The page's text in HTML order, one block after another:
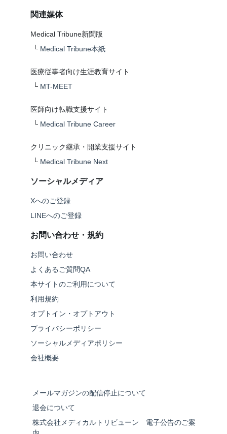
関連媒体
Medical Tribune新聞版
└ Medical Tribune本紙
医療従事者向け生涯教育サイト
└ MT-MEET
医師向け転職支援サイト
└ Medical Tribune Career
クリニック継承・開業支援サイト
└ Medical Tribune Next
ソーシャルメディア
Xへのご登録
LINEへのご登録
お問い合わせ・規約
お問い合わせ
よくあるご質問QA
本サイトのご利用について
利用規約
オプトイン・オプトアウト
プライバシーポリシー
ソーシャルメディアポリシー
会社概要
メールマガジンの配信停止について
退会について
株式会社メディカルトリビューン 電子公告のご案